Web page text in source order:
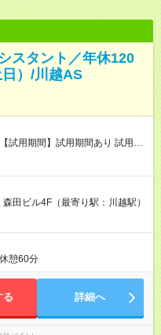
スタント／年休120
）/川越AS
は本採用時と同じです。
田ビル4F（最寄り駅：川越駅）
憩60分
る 詳細へ